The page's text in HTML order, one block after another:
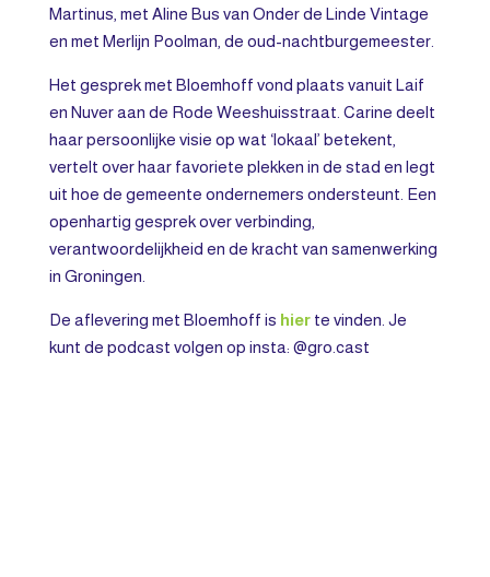
Martinus, met Aline Bus van Onder de Linde Vintage
en met Merlijn Poolman, de oud-nachtburgemeester.
Het gesprek met Bloemhoff vond plaats vanuit Laif
en Nuver aan de Rode Weeshuisstraat. Carine deelt
haar persoonlijke visie op wat ‘lokaal’ betekent,
vertelt over haar favoriete plekken in de stad en legt
uit hoe de gemeente ondernemers ondersteunt. Een
openhartig gesprek over verbinding,
verantwoordelijkheid en de kracht van samenwerking
in Groningen.
De aflevering met Bloemhoff is hier te vinden. Je
kunt de podcast volgen op insta: @gro.cast